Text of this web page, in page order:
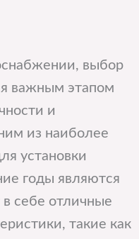
выбор
важным этапом
и
из наиболее
установки
годы являются
себе отличные
такие как